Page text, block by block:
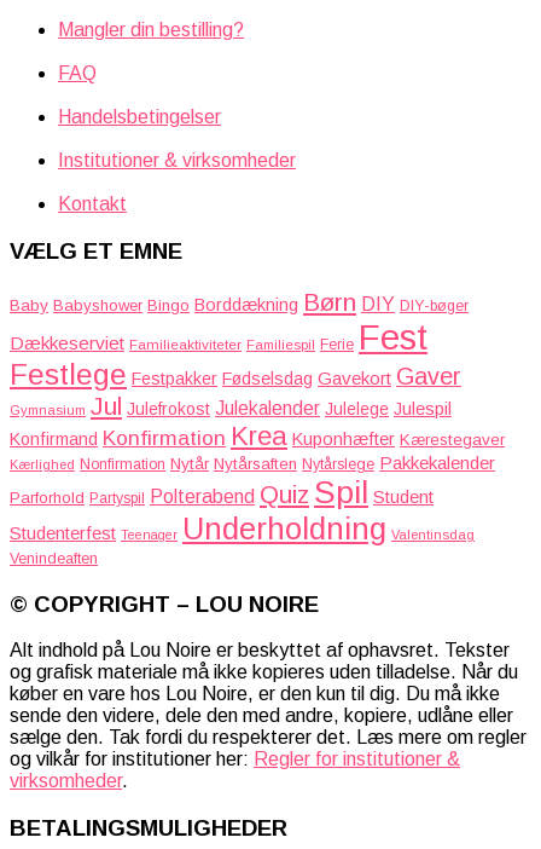
Mangler din bestilling?
FAQ
Handelsbetingelser
Institutioner & virksomheder
Kontakt
VÆLG ET EMNE
Baby Babyshower Bingo Borddækning Børn DIY DIY-bøger
Dækkeserviet Familieaktiviteter Familiespil Ferie Fest
Festlege Festpakker Fødselsdag Gavekort Gaver
Gymnasium Jul Julefrokost Julekalender Julelege Julespil
Konfirmand Konfirmation Krea Kuponhæfter Kærestegaver
Kærlighed Nonfirmation Nytår Nytårsaften Nytårslege Pakkekalender
Parforhold Partyspil Polterabend Quiz Spil Student
Studenterfest Teenager Underholdning Valentinsdag
Venindeaften
© COPYRIGHT – LOU NOIRE
Alt indhold på Lou Noire er beskyttet af ophavsret. Tekster
og grafisk materiale må ikke kopieres uden tilladelse. Når du
køber en vare hos Lou Noire, er den kun til dig. Du må ikke
sende den videre, dele den med andre, kopiere, udlåne eller
sælge den. Tak fordi du respekterer det. Læs mere om regler
og vilkår for institutioner her: Regler for institutioner &
virksomheder.
BETALINGSMULIGHEDER